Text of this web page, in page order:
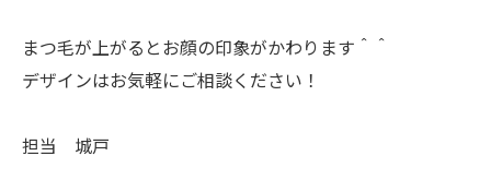
まつ毛が上がるとお顔の印象がかわります＾＾
デザインはお気軽にご相談ください！
担当 城戸